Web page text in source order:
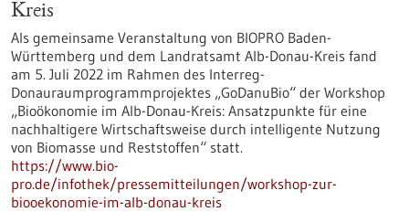
Kreis
Als gemeinsame Veranstaltung von BIOPRO Baden-
Württemberg und dem Landratsamt Alb-Donau-Kreis fand
am 5. Juli 2022 im Rahmen des Interreg-
Donauraumprogrammprojektes „GoDanuBio“ der Workshop
„Bioökonomie im Alb-Donau-Kreis: Ansatzpunkte für eine
nachhaltigere Wirtschaftsweise durch intelligente Nutzung
von Biomasse und Reststoffen“ statt.
https://www.bio-
pro.de/infothek/pressemitteilungen/workshop-zur-
biooekonomie-im-alb-donau-kreis